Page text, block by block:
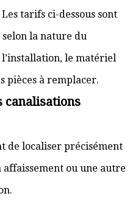
tarifs ci-dessous sont
la nature du
le matériel
pièces à remplacer.
canalisations
de localiser précisément
ou une autre